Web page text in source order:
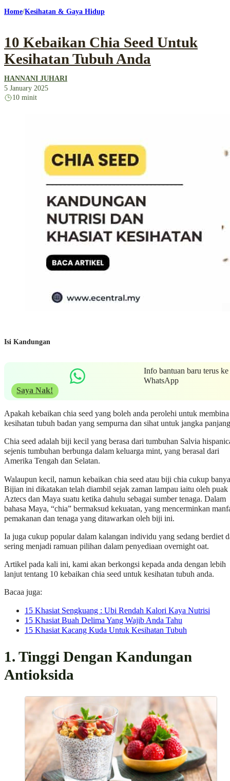
Home Kesihatan & Gaya Hidup
10 Kebaikan Chia Seed Untuk
Kesihatan Tubuh Anda
HANNANI JUHARI
5 January 2025
10 minit
Isi Kandungan
Info bantuan baru terus ke
WhatsApp
Saya Nak!
Apakah kebaikan chia seed yang boleh anda perolehi untuk membina
kesihatan tubuh badan yang sempurna dan sihat untuk jangka
Chia seed adalah biji kecil yang berasa dari tumbuhan Salvia
sejenis tumbuhan berbunga dalam keluarga mint, yang berasal dari
Amerika Tengah dan Selatan.
Walaupun kecil, namun kebaikan chia seed atau biji chia cukup
Bijian ini dikatakan telah diambil sejak zaman lampau iaitu oleh puak
Aztecs dan Maya suatu ketika dahulu sebagai sumber tenaga. Dalam
bahasa Maya, “chia” bermaksud kekuatan, yang mencerminkan
pemakanan dan tenaga yang ditawarkan oleh biji ini.
Ia juga cukup popular dalam kalangan individu yang sedang berdiet
sering menjadi ramuan pilihan dalam penyediaan overnight oat.
Artikel pada kali ini, kami akan berkongsi kepada anda dengan lebih
lanjut tentang 10 kebaikan chia seed untuk kesihatan tubuh anda.
Bacaa juga:
15 Khasiat Sengkuang : Ubi Rendah Kalori Kaya Nutrisi
15 Khasiat Buah Delima Yang Wajib Anda Tahu
15 Khasiat Kacang Kuda Untuk Kesihatan Tubuh
1. Tinggi Dengan Kandungan
Antioksida